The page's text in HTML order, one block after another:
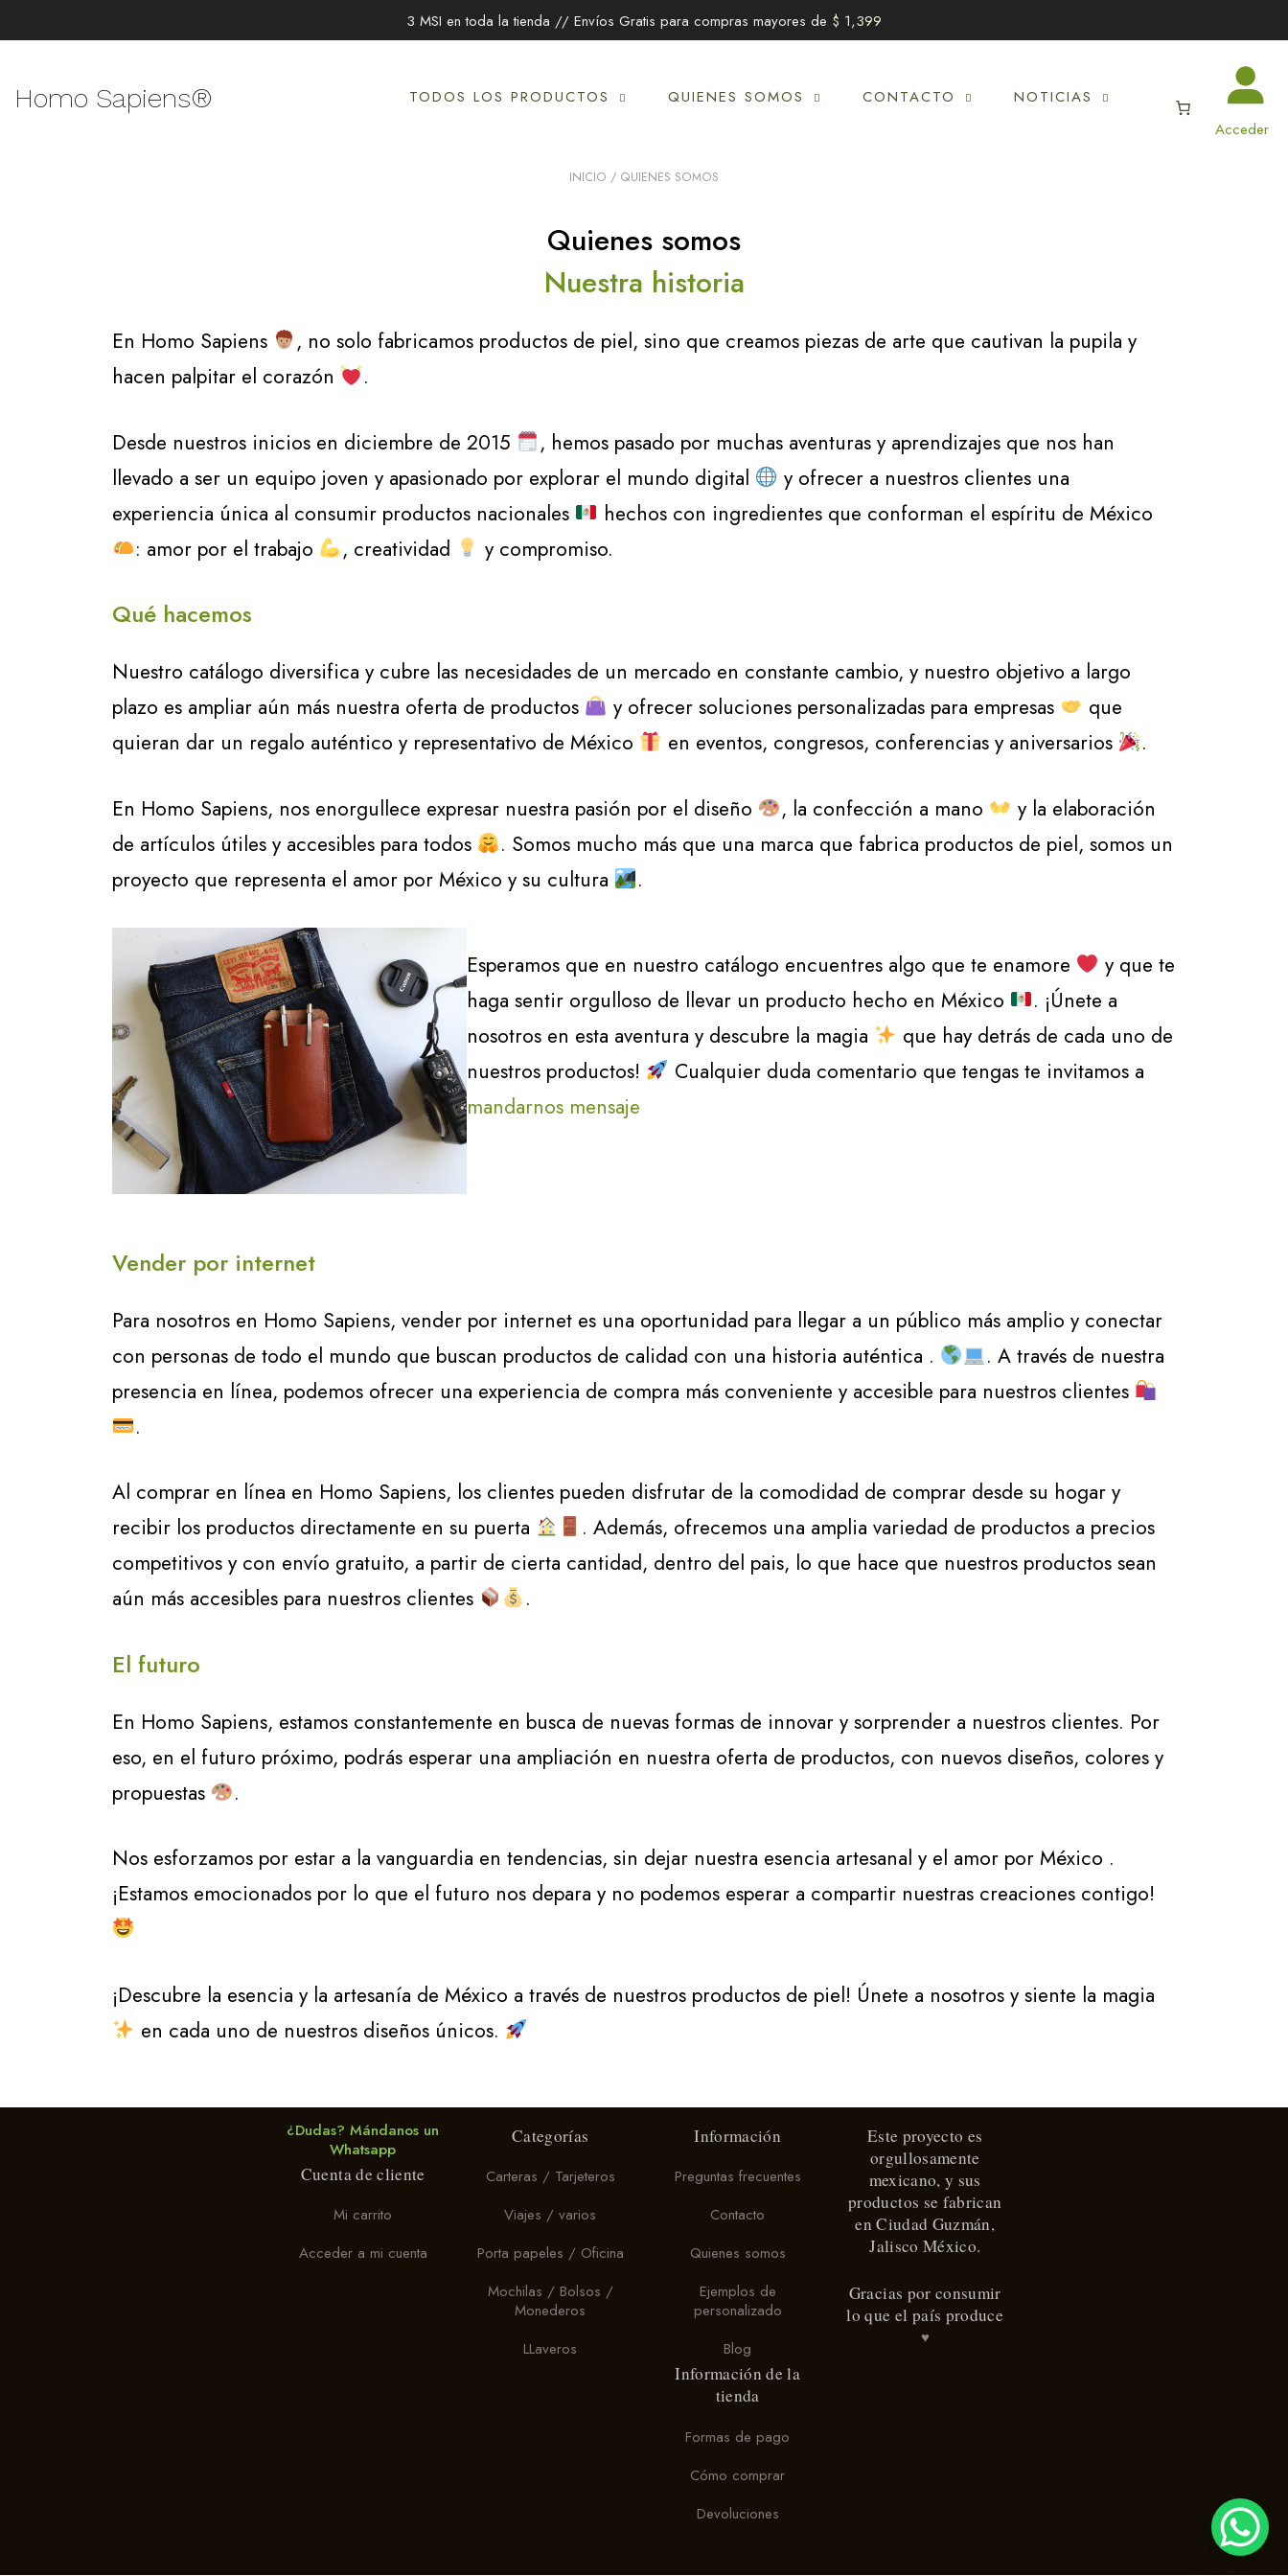
3 MSI en toda la tienda // Envíos Gratis para compras mayores de $ 1,399
contenido
Homo Sapiens® TODOS LOS PRODUCTOS QUIENES SOMOS CONTACTO
NOTICIAS
Acceder
INICIO / QUIENES SOMOS
Quienes somos
Nuestra historia
En Homo Sapiens
, no solo fabricamos productos de piel, sino que creamos piezas de arte que cautivan la pupila y
hacen palpitar el corazón
.
Desde nuestros inicios en diciembre de 2015
, hemos pasado por muchas aventuras y aprendizajes que nos han
llevado a ser un equipo joven y apasionado por explorar el mundo digital
y ofrecer a nuestros clientes una
experiencia única al consumir productos nacionales
hechos con ingredientes que conforman el espíritu de México
: amor por el trabajo
, creatividad y compromiso.
Qué hacemos
Nuestro catálogo diversifica y cubre las necesidades de un mercado en constante cambio, y nuestro objetivo a largo
plazo es ampliar aún más nuestra oferta de productos
y ofrecer soluciones personalizadas para empresas
que
quieran dar un regalo auténtico y representativo de México
en eventos, congresos, conferencias y aniversarios .
En Homo Sapiens, nos enorgullece expresar nuestra pasión por el diseño , la confección a mano
y la elaboración
de artículos útiles y accesibles para todos
. Somos mucho más que una marca que fabrica productos de piel, somos un
proyecto que representa el amor por México y su cultura
.
Esperamos que en nuestro catálogo encuentres algo que te enamore
y que te
haga sentir orgulloso de llevar un producto hecho en México
. ¡Únete a
nosotros en esta aventura y descubre la magia
que hay detrás de cada uno de
nuestros productos!
Cualquier duda comentario que tengas te invitamos a
mandarnos mensaje
Vender por internet
Para nosotros en Homo Sapiens, vender por internet es una oportunidad para llegar a un público más amplio y conectar
con personas de todo el mundo que buscan productos de calidad con una historia auténtica .
. A través de nuestra
presencia en línea, podemos ofrecer una experiencia de compra más conveniente y accesible para nuestros clientes
.
Al comprar en línea en Homo Sapiens, los clientes pueden disfrutar de la comodidad de comprar desde su hogar y
recibir los productos directamente en su puerta
. Además, ofrecemos una amplia variedad de productos a precios
competitivos y con envío gratuito, a partir de cierta cantidad, dentro del pais, lo que hace que nuestros productos sean
aún más accesibles para nuestros clientes
.
El futuro
En Homo Sapiens, estamos constantemente en busca de nuevas formas de innovar y sorprender a nuestros clientes. Por
eso, en el futuro próximo, podrás esperar una ampliación en nuestra oferta de productos, con nuevos diseños, colores y
propuestas
.
Nos esforzamos por estar a la vanguardia en tendencias, sin dejar nuestra esencia artesanal y el amor por México .
¡Estamos emocionados por lo que el futuro nos depara y no podemos esperar a compartir nuestras creaciones contigo!
¡Descubre la esencia y la artesanía de México a través de nuestros productos de piel! Únete a nosotros y siente la magia
en cada uno de nuestros diseños únicos.
¿Dudas? Mándanos un
Whatsapp
Cuenta de cliente
Mi carrito
Acceder a mi cuenta
Categorías
Carteras / Tarjeteros
Viajes / varios
Porta papeles / Oficina
Mochilas / Bolsos /
Monederos
LLaveros
Información
Preguntas frecuentes
Contacto
Quienes somos
Ejemplos de
personalizado
Blog
Información de la
tienda
Formas de pago
Cómo comprar
Devoluciones
Este proyecto es
orgullosamente
mexicano, y sus
productos se fabrican
en Ciudad Guzmán,
Jalisco México.
Gracias por consumir
lo que el país produce
♥